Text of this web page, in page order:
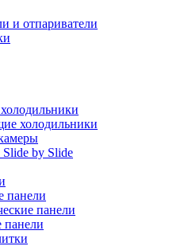
и отпариватели
холодильники
by Slide
панели
панели
панели